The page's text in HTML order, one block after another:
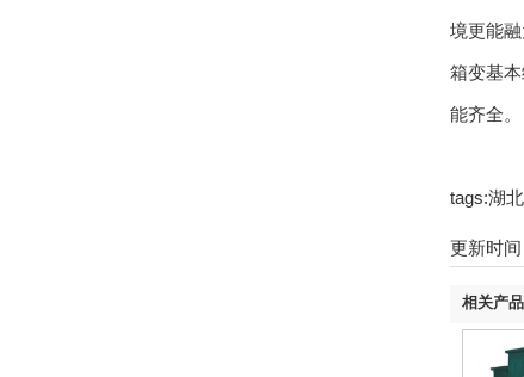
境更能
箱变基
能齐全。
tags:湖
更新时
相关产品